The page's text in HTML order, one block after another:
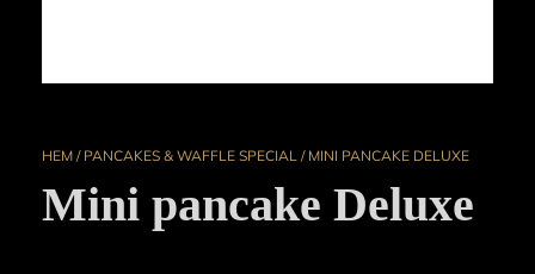
HEM / PANCAKES & WAFFLE SPECIAL / MINI PANCAKE DELUXE
Mini pancake Deluxe